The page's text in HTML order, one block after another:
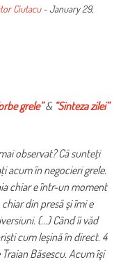
Ciutacu-January 29,
grele”& “Sinteza zilei”
observat? Că sunteţi
acum în negocieri grele.
chiar e într-un moment
din presă şi îmi e
(…) Când îi văd
cum leşină în direct. 4
Băsescu. Acum îşi